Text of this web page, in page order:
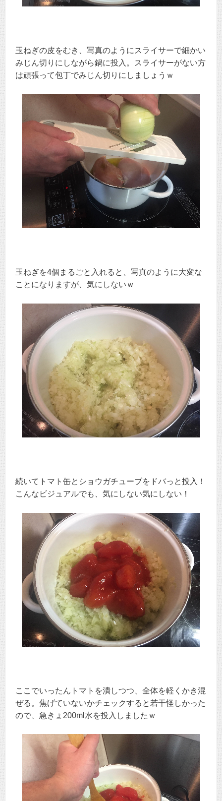
玉ねぎの皮をむき、写真のようにスライサーで細かい
みじん切りにしながら鍋に投入。スライサーがない方
は頑張って包丁でみじん切りにしましょうｗ
玉ねぎを4個まるごと入れると、写真のように大変な
ことになりますが、気にしないｗ
続いてトマト缶とショウガチューブをドバっと投入！
こんなビジュアルでも、気にしない気にしない！
ここでいったんトマトを潰しつつ、全体を軽くかき混
ぜる。焦げていないかチェックすると若干怪しかった
ので、急きょ200ml水を投入しましたｗ